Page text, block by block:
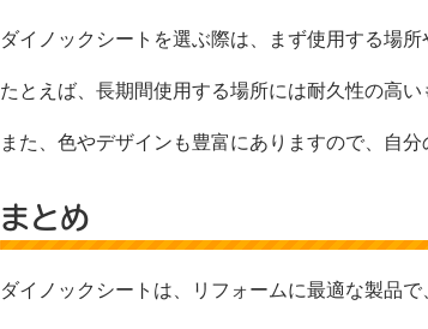
ダイノックシートを選ぶ際は、まず使用する場所
たとえば、長期間使用する場所には耐久性の高い
また、色やデザインも豊富にありますので、自
まとめ
ダイノックシートは、リフォームに最適な製品